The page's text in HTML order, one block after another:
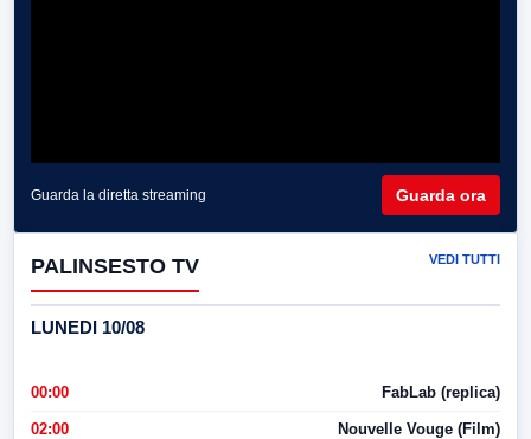
Guarda la diretta streaming Guarda ora
PALINSESTO TV VEDI TUTTI
LUNEDI 10/08
00:00 FabLab (replica)
02:00 Nouvelle Vouge (Film)